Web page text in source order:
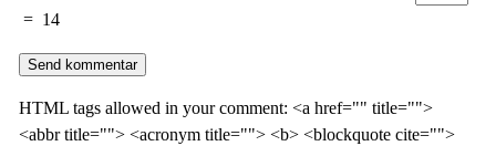
= 14
HTML tags allowed in your comment: <a href="" title="">
<abbr title=""> <acronym title=""> <b> <blockquote cite="">